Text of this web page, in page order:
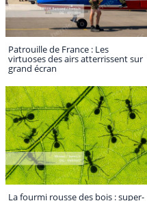
Patrouille de France : Les
virtuoses des airs atterrissent sur
grand écran
La fourmi rousse des bois : super-